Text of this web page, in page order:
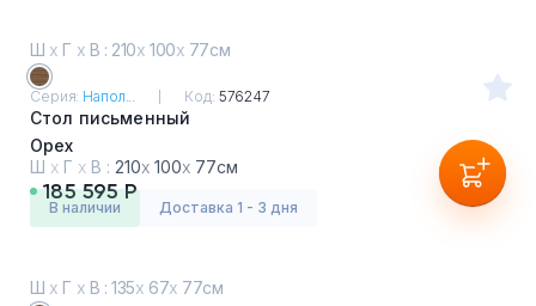
Ш х Г х В : 210х 100х 77см
Серия: Напол... Код: 576247
Стол письменный
Орех
Ш х Г х В : 210х 100х 77см
185 595 Р
в наличии Доставка 1 - 3 дня
Ш х Г х В : 135х 67х 77см